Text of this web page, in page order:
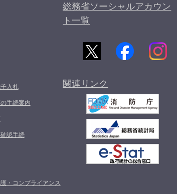
入札
手続案内
認手続
・コンプライアンス
総務省ソーシャルアカウン
ト一覧
関連リンク